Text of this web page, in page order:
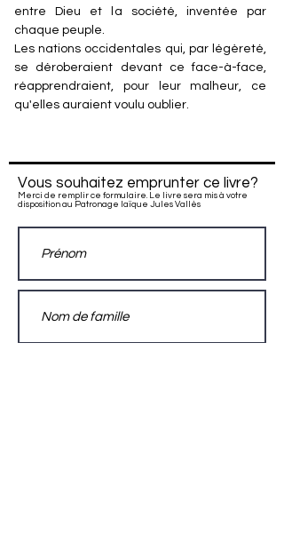
entre Dieu et la société, inventée par
chaque peuple.
Les nations occidentales qui, par légèreté,
se déroberaient devant ce face-à-face,
réapprendraient, pour leur malheur, ce
qu'elles auraient voulu oublier.
Vous souhaitez emprunter ce livre?
Merci de remplir ce formulaire. Le livre sera mis à votre
disposition au Patronage laïque Jules Vallès